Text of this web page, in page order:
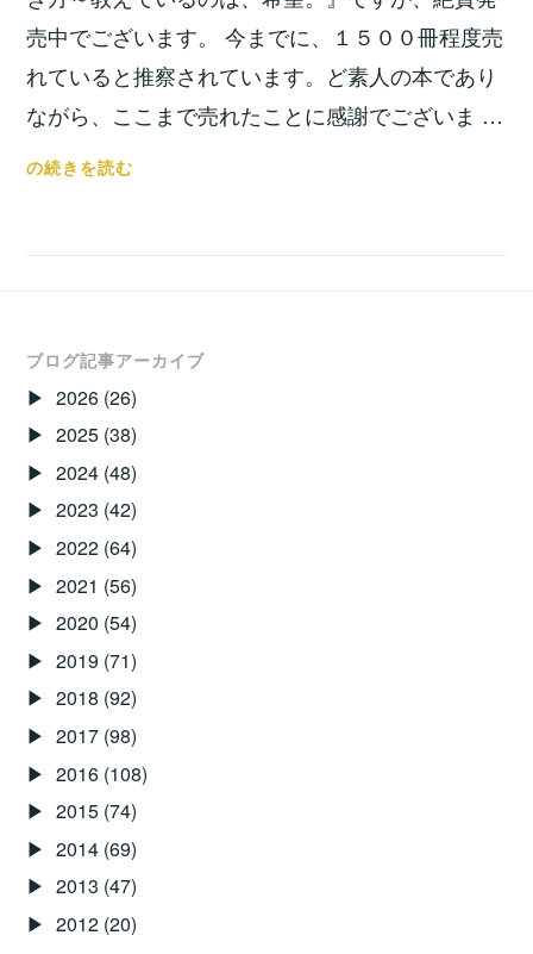
完
成
し
し
売中でございます。 今までに、１５００冊程度売
れていると推察されています。ど素人の本であり
ながら、ここまで売れたことに感謝でございま …
電
め
す
（KINDLE
UNLIMITED）
の続きを読む
ブログ記事アーカイブ
2026 (26)
2025 (38)
2024 (48)
2023 (42)
2022 (64)
2021 (56)
2020 (54)
2019 (71)
2018 (92)
2017 (98)
2016 (108)
2015 (74)
2014 (69)
2013 (47)
2012 (20)